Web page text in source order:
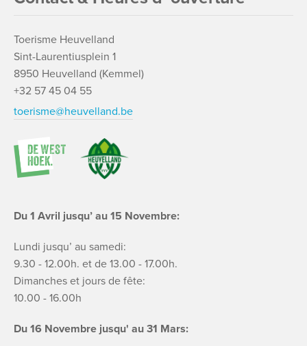
Toerisme Heuvelland
Sint-Laurentiusplein 1
8950 Heuvelland (Kemmel)
+32 57 45 04 55
toerisme@heuvelland.be
Du 1 Avril jusqu’ au 15 Novembre:
Lundi jusqu’ au samedi:
9.30 - 12.00h. et de 13.00 - 17.00h.
Dimanches et jours de fête:
10.00 - 16.00h
Du 16 Novembre jusqu' au 31 Mars: